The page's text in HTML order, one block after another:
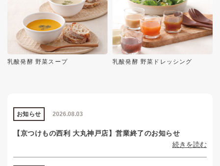
乳酸発酵 野菜スープ 乳酸発酵 野菜ドレッシング
2026.08.03
お知らせ
【京つけもの西利 大丸神戸店】営業終了のお知らせ
続きを読む